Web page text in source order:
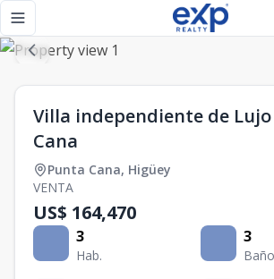
Toggle navigation menu
Villa independiente de
Cana
Punta Cana, Higüey
VENTA
US$ 164,470
3
Hab.
3
Villa independiente de Lujo en Punta